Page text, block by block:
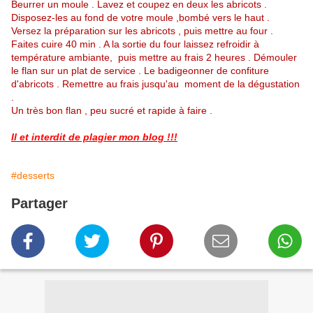
Beurrer un moule . Lavez et coupez en deux les abricots .
Disposez-les au fond de votre moule ,bombé vers le haut .
Versez la préparation sur les abricots , puis mettre au four .
Faites cuire 40 min . A la sortie du four laissez refroidir à
température ambiante, puis mettre au frais 2 heures . Démouler
le flan sur un plat de service . Le badigeonner de confiture
d'abricots . Remettre au frais jusqu'au moment de la dégustation
Un très bon flan , peu sucré et rapide à faire .
Il et interdit de plagier mon blog !!!
#desserts
Partager